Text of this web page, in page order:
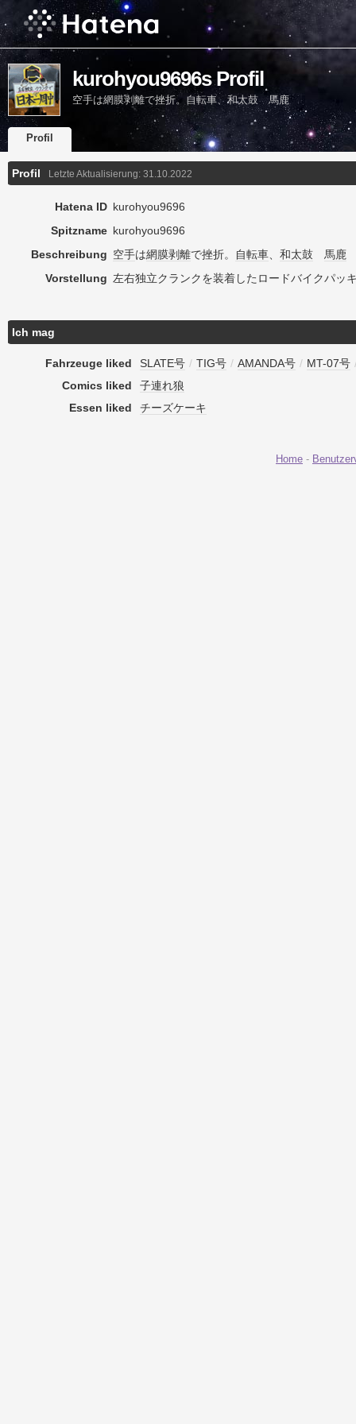
kurohyou9696s Profil
空手は網膜剥離で挫折。自転車、和太鼓 馬鹿
Profil
Profil Letzte Aktualisierung: 31.10.2022
Hatena ID kurohyou9696
Spitzname kurohyou9696
Beschreibung 空手は網膜剥離で挫折。 自転車、 和太鼓
馬鹿
Vorstellung 左右独立クランクを装着したロードバイクパッ
Ich mag
Fahrzeuge liked SLATE号 / TIG号 / AMANDA号 / MT-07号
Comics liked
子連れ狼
Essen liked
チーズケーキ
Home -